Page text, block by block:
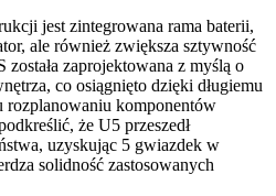
jest zintegrowana rama baterii,
ale również zwiększa sztywność
zaprojektowana z myślą o
co osiągnięto dzięki długiemu
rozplanowaniu komponentów
że U5 przeszedł
uzyskując 5 gwiazdek w
solidność zastosowanych